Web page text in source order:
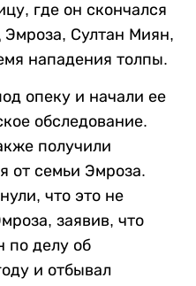
где он скончался
Эмроза, Султан Миян,
нападения толпы.
опеку и начали ее
обследование.
получили
от семьи Эмроза.
что это не
заявив, что
по делу об
и отбывал